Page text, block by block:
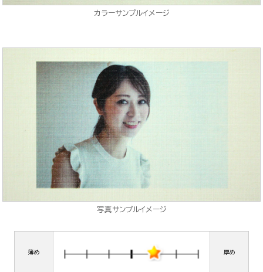
カラーサンプルイメージ
写真サンプルイメージ
薄め 厚め